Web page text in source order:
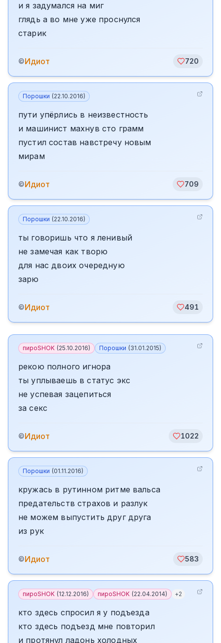
и я задумался на миг
глядь а во мне уже проснулся
старик
©Идиот 720
Порошки (22.10.2016)
пути упёрлись в неизвестность
и машинист махнув сто грамм
пустил состав навстречу новым
мирам
©Идиот 709
Порошки (22.10.2016)
ты говоришь что я ленивый
не замечая как творю
для нас двоих очередную
зарю
©Идиот 491
пироSHOK (25.10.2016) Порошки (31.01.2015)
рекою полного игнора
ты уплываешь в статус экс
не успевая зацепиться
за секс
©Идиот 1022
Порошки (01.11.2016)
кружась в рутинном ритме вальса
предательств страхов и разлук
не можем выпустить друг друга
из рук
©Идиот 583
пироSHOK (12.12.2016) пироSHOK (22.04.2014) +2
кто здесь спросил я у подъезда
кто здесь подъезд мне повторил
и протянул ладонь холодных